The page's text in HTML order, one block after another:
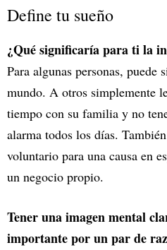
Define tu sueño
¿Qué significaría para ti la
Para algunas personas,
mundo. A otros simplemente
tiempo con su familia y no
alarma todos los días.
voluntario para una causa en
un negocio propio.
Tener una imagen mental
importante por un par de